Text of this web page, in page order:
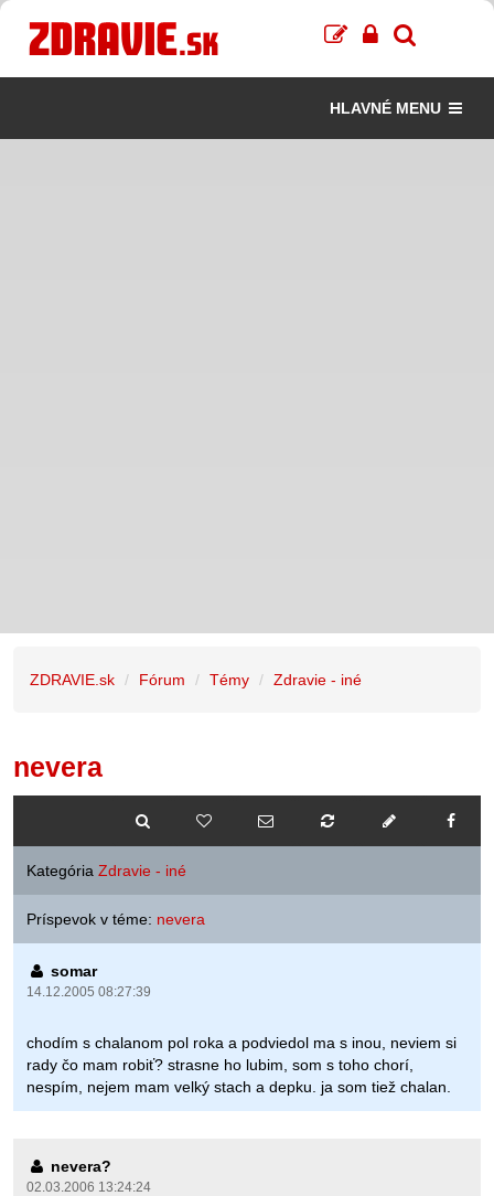
HLAVNÉ MENU
ZDRAVIE.sk Fórum Témy Zdravie - iné
nevera
Kategória Zdravie - iné
Príspevok v téme: nevera
somar
14.12.2005 08:27:39
chodím s chalanom pol roka a podviedol ma s inou, neviem si
rady čo mam robiť? strasne ho lubim, som s toho chorí,
nespím, nejem mam velký stach a depku. ja som tiež chalan.
nevera?
02.03.2006 13:24:24